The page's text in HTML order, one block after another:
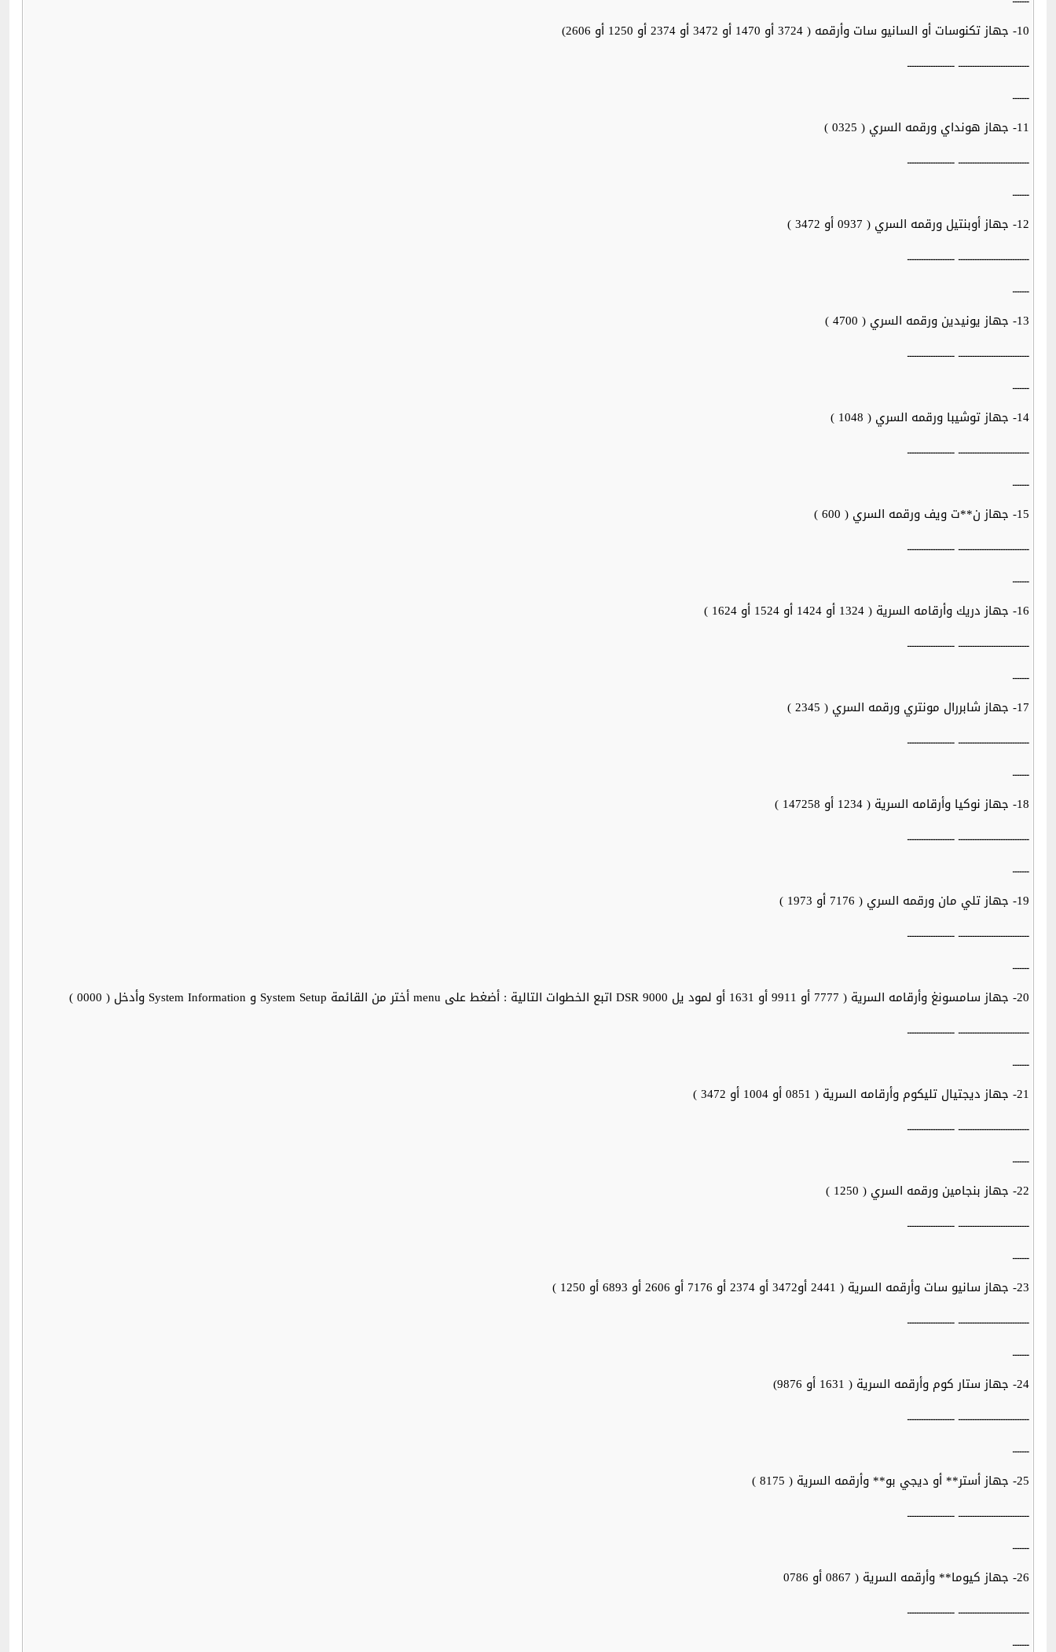
10- جهاز تكنوسات أو السانيو سات وأرقمه ( 3724 أو 1470 أو 3472 أو 2374 أو 1250 أو 2606)
ــــــــــــــــــــــــــــــ ــــــــــــــــــــ
ـــــــ
11- جهاز هونداي ورقمه السري ( 0325 )
ــــــــــــــــــــــــــــــ ــــــــــــــــــــ
ـــــــ
12- جهاز أوبنتيل ورقمه السري ( 0937 أو 3472 )
ــــــــــــــــــــــــــــــ ــــــــــــــــــــ
ـــــــ
13- جهاز يونيدين ورقمه السري ( 4700 )
ــــــــــــــــــــــــــــــ ــــــــــــــــــــ
ـــــــ
14- جهاز توشيبا ورقمه السري ( 1048 )
ــــــــــــــــــــــــــــــ ــــــــــــــــــــ
ـــــــ
15- جهاز ن**ت ويف ورقمه السري ( 600 )
ــــــــــــــــــــــــــــــ ــــــــــــــــــــ
ـــــــ
16- جهاز دريك وأرقامه السرية ( 1324 أو 1424 أو 1524 أو 1624 )
ــــــــــــــــــــــــــــــ ــــــــــــــــــــ
ـــــــ
17- جهاز شابررال مونتري ورقمه السري ( 2345 )
ــــــــــــــــــــــــــــــ ــــــــــــــــــــ
ـــــــ
18- جهاز نوكيا وأرقامه السرية ( 1234 أو 147258 )
ــــــــــــــــــــــــــــــ ــــــــــــــــــــ
ـــــــ
19- جهاز تلي مان ورقمه السري ( 7176 أو 1973 )
ــــــــــــــــــــــــــــــ ــــــــــــــــــــ
ـــــــ
20- جهاز سامسونغ وأرقامه السرية ( 7777 أو 9911 أو 1631 أو لمود يل DSR 9000 اتبع الخطوات التالية : أضغط على menu أختر من القائمة System Setup و System Information وأدخل ( 0000 )
ــــــــــــــــــــــــــــــ ــــــــــــــــــــ
ـــــــ
21- جهاز ديجتيال تليكوم وأرقامه السرية ( 0851 أو 1004 أو 3472 )
ــــــــــــــــــــــــــــــ ــــــــــــــــــــ
ـــــــ
22- جهاز بنجامين ورقمه السري ( 1250 )
ــــــــــــــــــــــــــــــ ــــــــــــــــــــ
ـــــــ
23- جهاز سانيو سات وأرقمه السرية ( 2441 أو3472 أو 2374 أو 7176 أو 2606 أو 6893 أو 1250 )
ــــــــــــــــــــــــــــــ ــــــــــــــــــــ
ـــــــ
24- جهاز ستار كوم وأرقمه السرية ( 1631 أو 9876)
ــــــــــــــــــــــــــــــ ــــــــــــــــــــ
ـــــــ
25- جهاز أستر** أو ديجي بو** وأرقمه السرية ( 8175 )
ــــــــــــــــــــــــــــــ ــــــــــــــــــــ
ـــــــ
26- جهاز كيوما** وأرقمه السرية ( 0867 أو 0786
ــــــــــــــــــــــــــــــ ــــــــــــــــــــ
ـــــــ